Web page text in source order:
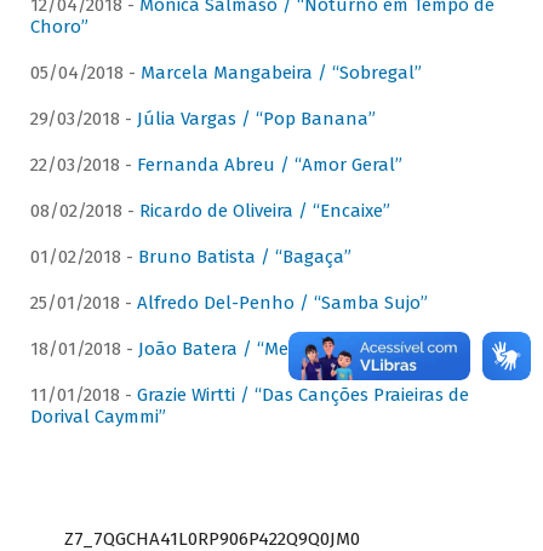
12/04/2018 - Mônica Salmaso / “Noturno em Tempo de
Choro”
05/04/2018 - Marcela Mangabeira / “Sobregal”
29/03/2018 - Júlia Vargas / “Pop Banana”
22/03/2018 - Fernanda Abreu / “Amor Geral”
08/02/2018 - Ricardo de Oliveira / “Encaixe”
01/02/2018 - Bruno Batista / “Bagaça”
25/01/2018 - Alfredo Del-Penho / “Samba Sujo”
18/01/2018 - João Batera / “Meu Pandeiro”
11/01/2018 - Grazie Wirtti / “Das Canções Praieiras de
Dorival Caymmi”
Z7_7QGCHA41L0RP906P422Q9Q0JM0